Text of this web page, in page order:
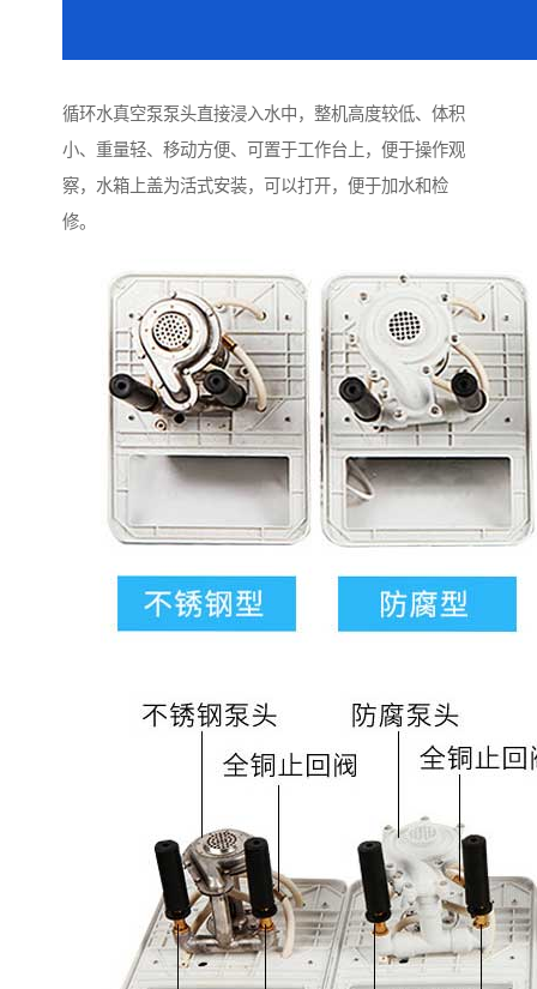
循环水真空泵泵头直接浸入水中，整机高度较低、体积
小、重量轻、移动方便、可置于工作台上，便于操作观
察，水箱上盖为活式安装，可以打开，便于加水和检
修。